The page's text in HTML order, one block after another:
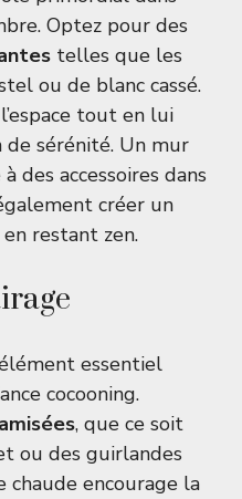
Optez pour des
telles que les
ou de blanc cassé.
tout en lui
sérénité. Un mur
des accessoires dans
créer un
restant zen.
essentiel
cocooning.
, que ce soit
ou des guirlandes
chaude encourage la